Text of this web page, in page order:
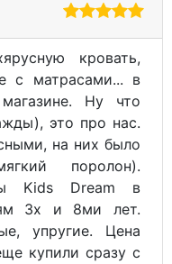
кровать,
с матрасами... в
Ну что
это про нас.
на них было
поролон).
Kids Dream в
3х и 8ми лет.
упругие. Цена
купили сразу с